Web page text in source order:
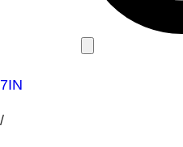
7IN
/